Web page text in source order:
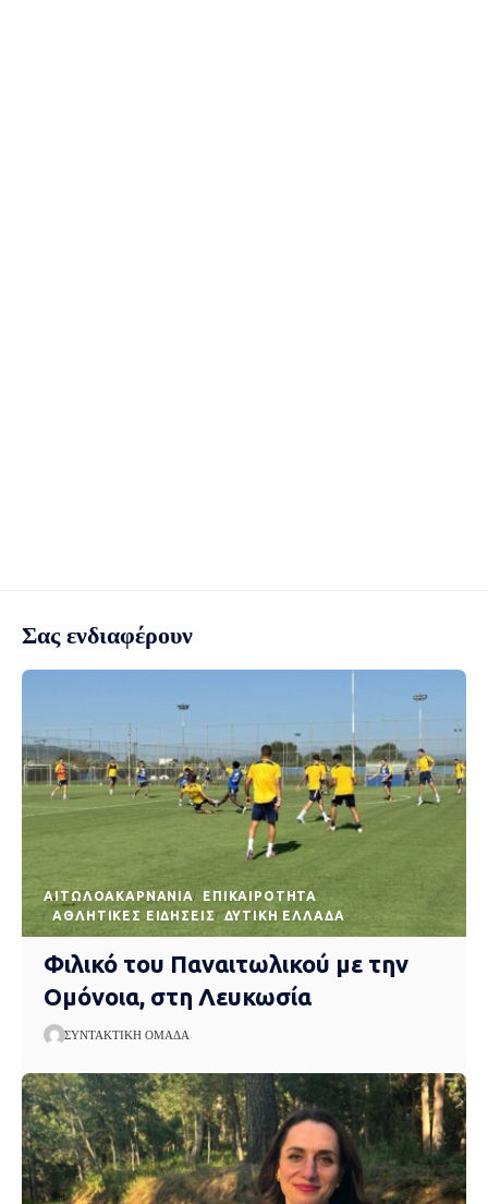
Σας ενδιαφέρουν
AΙΤΩΛΟΑΚΑΡΝΑΝΊΑ
EΠΙΚΑΙΡΌΤΗΤΑ
ΑΘΛΗΤΙΚΈΣ ΕΙΔΉΣΕΙΣ
ΔΥΤΙΚΉ ΕΛΛΆΔΑ
Φιλικό του Παναιτωλικού με την
Ομόνοια, στη Λευκωσία
ΣΥΝΤΑΚΤΙΚΉ ΟΜΆΔΑ